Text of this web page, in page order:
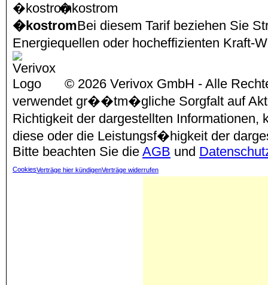
�kostrom
�kostromBei diesem Tarif beziehen Sie
Energiequellen oder hocheffizienten Kraft-
© 2026 Verivox GmbH - Alle
verwendet gr��tm�gliche Sorgfalt auf
Richtigkeit der dargestellten
diese oder die Leistungsf�higkeit der
Bitte beachten Sie die AGB und
CookiesVerträge hier kündigenVerträge widerrufen